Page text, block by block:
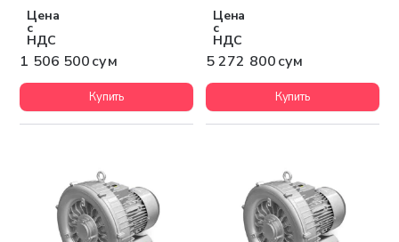
Цена
с
НДС
1 506 500 сум
Купить
Цена
с
НДС
5 272 800 сум
Купить